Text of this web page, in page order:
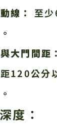
線：
至
大門間距：
120公分
度：